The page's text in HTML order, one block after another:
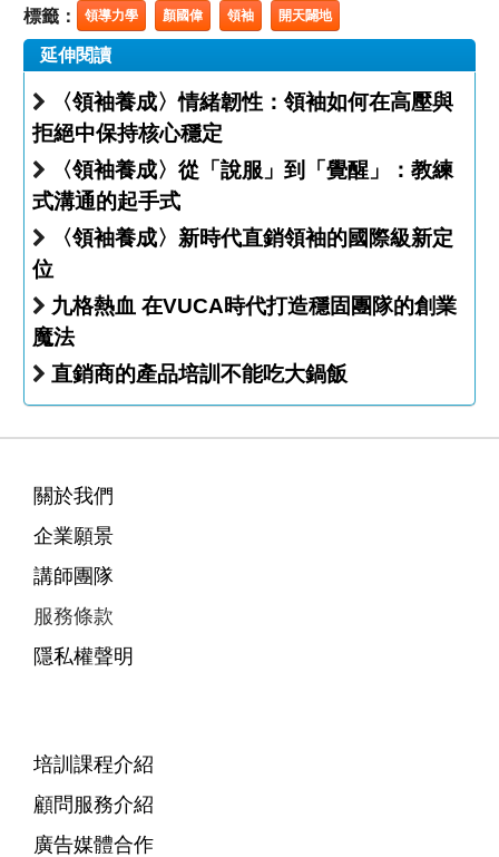
標籤： 領導力學 顏國偉 領袖 開天闢地
延伸閱讀
〈領袖養成〉情緒韌性：領袖如何在高壓與
拒絕中保持核心穩定
〈領袖養成〉從「說服」到「覺醒」：教練
式溝通的起手式
〈領袖養成〉新時代直銷領袖的國際級新定
位
九格熱血 在VUCA時代打造穩固團隊的創業
魔法
直銷商的產品培訓不能吃大鍋飯
關於我們
企業願景
講師團隊
服務條款
隱私權聲明
培訓課程介紹
顧問服務介紹
廣告媒體合作